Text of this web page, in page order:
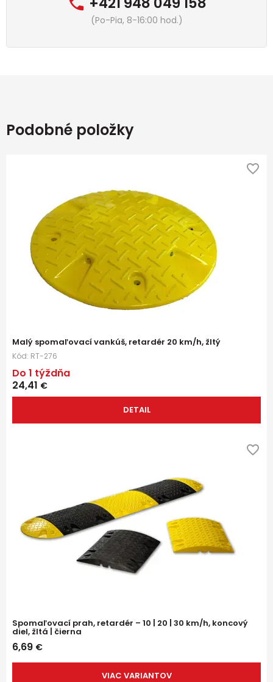
(Po-Pia, 8-16:00 hod.)
Podobné položky
Malý spomaľovací vankúš, retardér 20 km/h, žltý
Kód: RT-276
Do 1 týždňa
24,41 €
DETAIL
Spomaľovací prah, retardér – 10 | 20 | 30 km/h, koncový
diel, žltá | čierna
6,69 €
VIAC VARIANTOV